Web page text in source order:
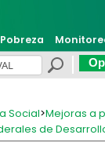
Social>Mejoras a
de